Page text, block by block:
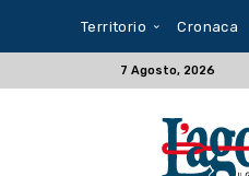
Territorio Cronaca
7 Agosto, 2026